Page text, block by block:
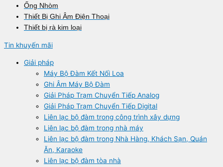
Ống Nhòm
Thiết Bị Ghi Âm Điện Thoại
Thiết bị rà kim loại
Tin khuyến mãi
Giải pháp
Máy Bộ Đàm Kết Nối Loa
Ghi Âm Máy Bộ Đàm
Giải Pháp Trạm Chuyển Tiếp Analog
Giải Pháp Trạm Chuyển Tiếp Digital
Liên lạc bộ đàm trong công trình xây dựng
Liên lạc bộ đàm trong nhà máy
Liên lạc bộ đàm trong Nhà Hàng, Khách Sạn, Quán
Ăn, Karaoke
Liên lạc bộ đàm tòa nhà